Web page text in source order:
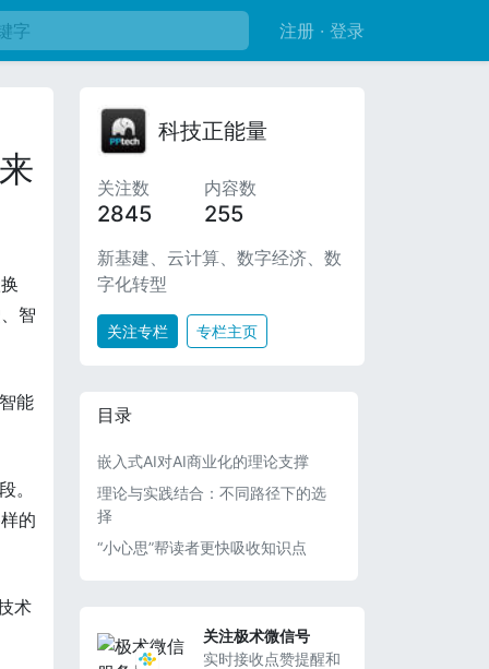
注册 · 登录
智
能
。
的
术
科技正能量
关注数
2845
内容数
255
新基建、云计算、数字经济、数
字化转型
关注专栏 专栏主页
目录
嵌入式AI对AI商业化的理论支撑
理论与实践结合：不同路径下的选
择
“小心思”帮读者更快吸收知识点
关注极术微信号
实时接收点赞提醒和